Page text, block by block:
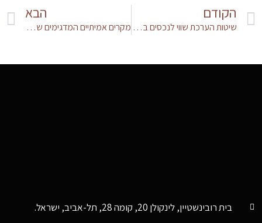
הקודם
שיטות הערכת שווי לנכסים בלתי מוחשיים – גישת העלות
הבא
מקרים אמיתיים המדגימים שיטות שונות להערכת נכסים בלתי מוחשיים
בית רובינשטיין, לינקולן 20, קומה 28, תל-אביב, ישראל.